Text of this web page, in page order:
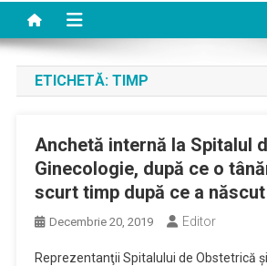
ETICHETĂ: TIMP
Anchetă internă la Spitalul
Ginecologie, după ce o
scurt timp după ce a născut
Decembrie 20, 2019 Editor
Reprezentanţii Spitalului de Obstetrică